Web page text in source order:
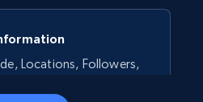
Locations, Followers,